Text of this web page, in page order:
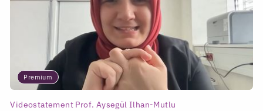
Premium
Videostatement Prof. Aysegül Ilhan-Mutlu